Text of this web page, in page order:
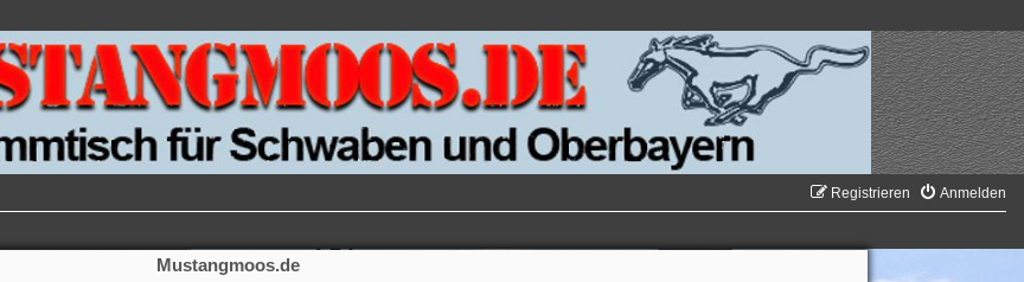
Anmelden
Registrieren
Mustangmoos.de